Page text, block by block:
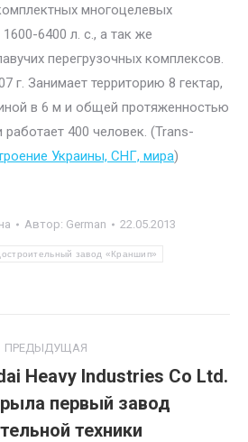
многоцелевых
6400 л. с., а так же
перегрузочных комплексов.
г. Занимает территорию 8 гектар,
в 6 м и общей протяженностью
400 человек. (Trans-
Украины, СНГ, мира)
Автор: German 22.05.2013
завод «Краншип»
ПРЕДЫДУЩАЯ
Предыдущая
запись:
Heavy Industries Co Ltd.
первый завод
техники